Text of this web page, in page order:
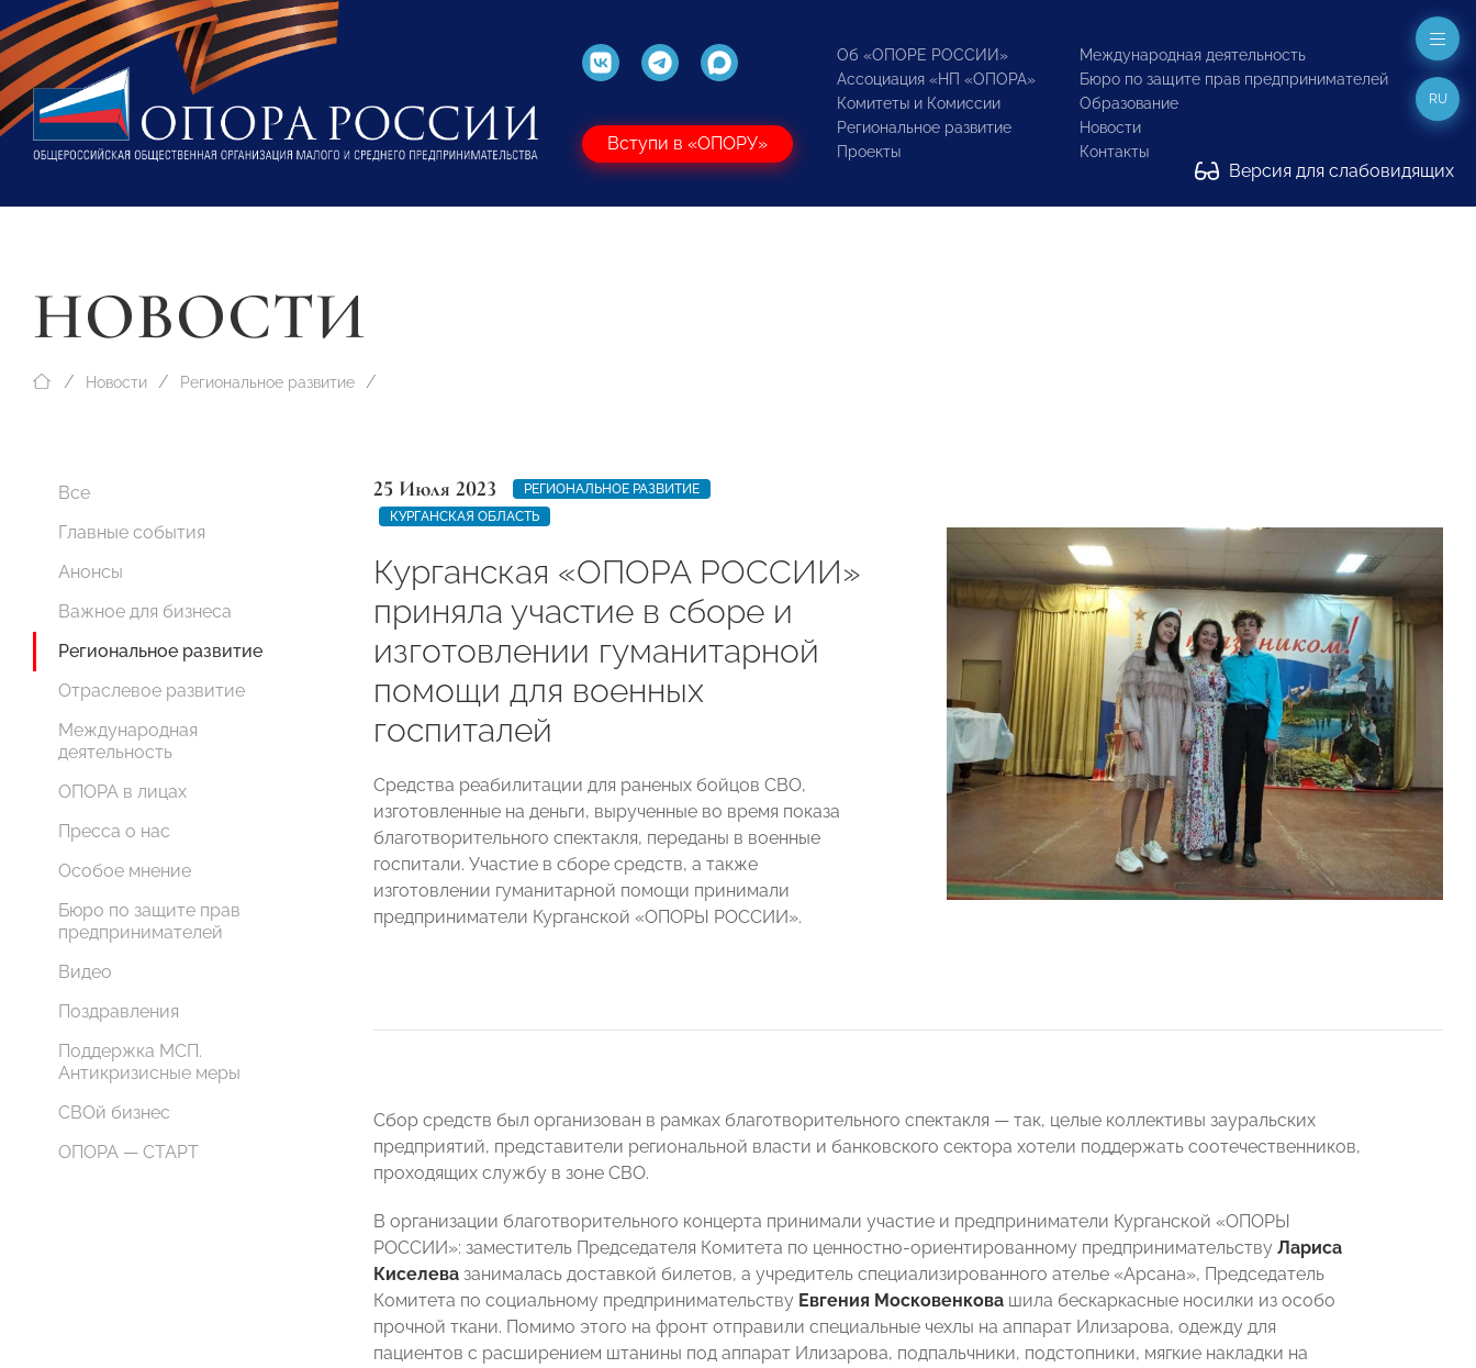
Вступи в «ОПОРУ»
Об «ОПОРЕ РОССИИ»
Ассоциация «НП «ОПОРА»
Комитеты и Комиссии
Региональное развитие
Проекты
Международная деятельность
Бюро по защите прав предпринимателей
Образование
Новости
Контакты
Версия для слабовидящих
RU
НОВОСТИ
Новости Региональное развитие
Все
Главные события
Анонсы
Важное для бизнеса
Региональное развитие
Отраслевое развитие
Международная
деятельность
ОПОРА в лицах
Пресса о нас
Особое мнение
Бюро по защите прав
предпринимателей
Видео
Поздравления
Поддержка МСП.
Антикризисные меры
СВОй бизнес
ОПОРА — СТАРТ
25 Июля 2023
РЕГИОНАЛЬНОЕ РАЗВИТИЕ
КУРГАНСКАЯ ОБЛАСТЬ
Курганская «ОПОРА РОССИИ»
приняла участие в сборе и
изготовлении гуманитарной
помощи для военных
госпиталей
Средства реабилитации для раненых бойцов СВО,
изготовленные на деньги, вырученные во время показа
благотворительного спектакля, переданы в военные
госпитали. Участие в сборе средств, а также
изготовлении гуманитарной помощи принимали
предприниматели Курганской «ОПОРЫ РОССИИ».
Сбор средств был организован в рамках благотворительного спектакля — так, целые коллективы зауральских
предприятий, представители региональной власти и банковского сектора хотели поддержать соотечественников,
проходящих службу в зоне СВО.
В организации благотворительного концерта принимали участие и предприниматели Курганской «ОПОРЫ
РОССИИ»: заместитель Председателя Комитета по ценностно-ориентированному предпринимательству Лариса
Киселева занималась доставкой билетов, а учредитель специализированного ателье «Арсана», Председатель
Комитета по социальному предпринимательству Евгения Московенкова шила бескаркасные носилки из особо
прочной ткани. Помимо этого на фронт отправили специальные чехлы на аппарат Илизарова, одежду для
пациентов с расширением штанины под аппарат Илизарова, подпальчники, подстопники, мягкие накладки на